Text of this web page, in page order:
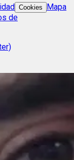
Cookies
Mapa
de